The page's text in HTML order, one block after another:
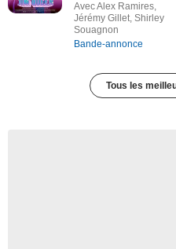
Avec Alex Ramires,
Jérémy Gillet, Shirley
Souagnon
Bande-annonce
Tous les